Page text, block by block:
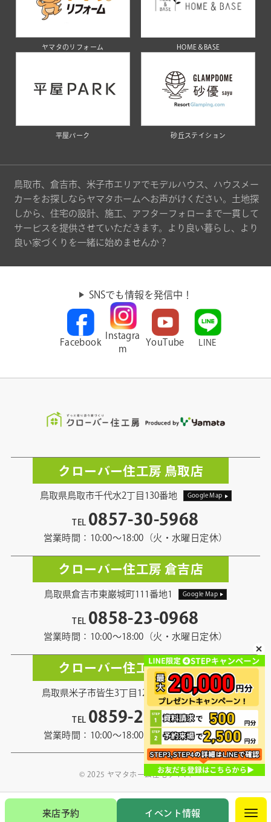
ヤマタのリフォーム HOME＆BASE
平屋パーク 砂丘ステイション
鳥取市、倉吉市、米子市エリアでモデルハウス、ハウスメー
カーをお探しならヤマタホームへお声がけください。土地探
しから、住宅の設計、施工、アフターフォローまで一貫して
サービスを提供させていただきます。より良い暮らし、より
良い家づくりを一緒に始めませんか？
SNSでも情報を発信中！
Facebook
Instagra
m
YouTube LINE
クローバー住工房 鳥取店
鳥取県鳥取市千代水2丁目130番地 Google Map
TEL 0857-30-5968
営業時間：10:00〜18:00（火・水曜日定休）
クローバー住工房 倉吉店
鳥取県倉吉市東巌城町111番地1 Google Map
TEL 0858-23-0968
営業時間：10:00〜18:00（火・水曜日定休）
クローバー住工房 米子店
鳥取県米子市皆生3丁目12番地13 Google Map
TEL 0859-21-5968
営業時間：10:00〜18:00（火・水曜日定休）
© 2025 ヤマタホーム住宅サイト.
来店予約 イベント情報